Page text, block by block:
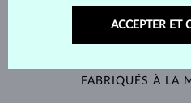
FABRIQUÉS À LA
ACCEPTER ET